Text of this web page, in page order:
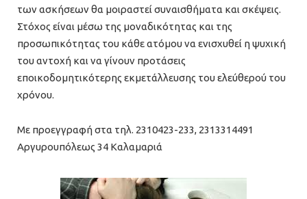
των ασκήσεων θα μοιραστεί συναισθήματα και σκέψεις.
Στόχος είναι μέσω της μοναδικότητας και της
προσωπικότητας του κάθε ατόμου να ενισχυθεί η ψυχική
του αντοχή και να γίνουν προτάσεις
εποικοδομητικότερης εκμετάλλευσης του ελεύθερού του
χρόνου.
Με προεγγραφή στα τηλ. 2310423-233, 2313314491
Αργυρουπόλεως 34 Καλαμαριά